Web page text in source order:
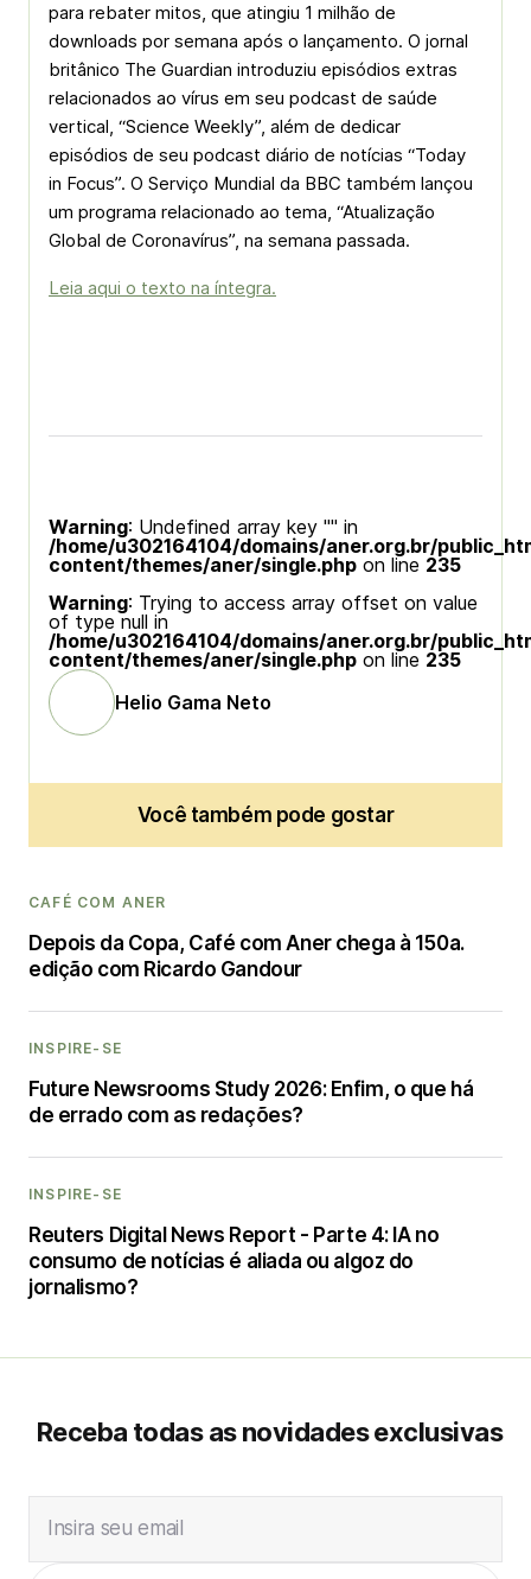
para rebater mitos, que atingiu 1 milhão de
downloads por semana após o lançamento. O jornal
britânico The Guardian introduziu episódios extras
relacionados ao vírus em seu podcast de saúde
vertical, “Science Weekly”, além de dedicar
episódios de seu podcast diário de notícias “Today
in Focus”. O Serviço Mundial da BBC também lançou
um programa relacionado ao tema, “Atualização
Global de Coronavírus”, na semana passada.
Leia aqui o texto na íntegra.
Warning: Undefined array key "" in
/home/u302164104/domains/aner.org.br/
content/themes/aner/single.php on line 235
Warning: Trying to access array offset on value
of type null in
/home/u302164104/domains/aner.org.br/
content/themes/aner/single.php on line 235
Helio Gama Neto
Você também pode gostar
CAFÉ COM ANER
Depois da Copa, Café com Aner chega à 150a.
edição com Ricardo Gandour
INSPIRE-SE
Future Newsrooms Study 2026: Enfim, o que há
de errado com as redações?
INSPIRE-SE
Reuters Digital News Report - Parte 4: IA no
consumo de notícias é aliada ou algoz do
jornalismo?
Receba todas as novidades exclusivas
Insira seu email